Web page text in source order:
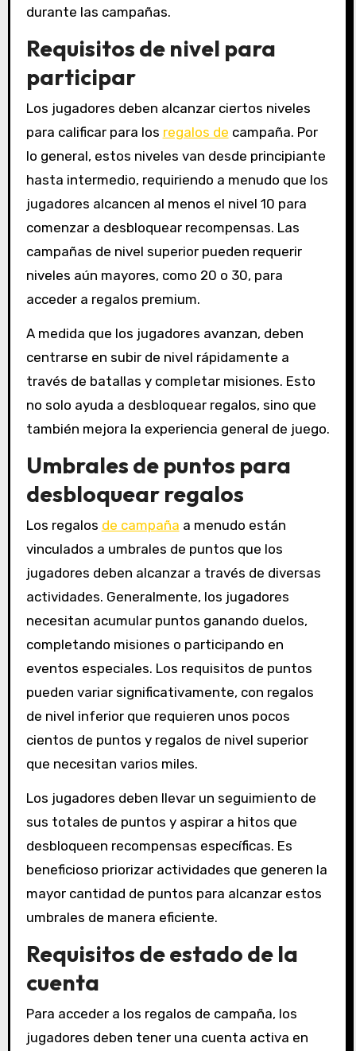
durante las campañas.
Requisitos de nivel para
participar
Los jugadores deben alcanzar ciertos niveles
para calificar para los regalos de campaña. Por
lo general, estos niveles van desde principiante
hasta intermedio, requiriendo a menudo que los
jugadores alcancen al menos el nivel 10 para
comenzar a desbloquear recompensas. Las
campañas de nivel superior pueden requerir
niveles aún mayores, como 20 o 30, para
acceder a regalos premium.
A medida que los jugadores avanzan, deben
centrarse en subir de nivel rápidamente a
través de batallas y completar misiones. Esto
no solo ayuda a desbloquear regalos, sino que
también mejora la experiencia general de juego.
Umbrales de puntos para
desbloquear regalos
Los regalos de campaña a menudo están
vinculados a umbrales de puntos que los
jugadores deben alcanzar a través de diversas
actividades. Generalmente, los jugadores
necesitan acumular puntos ganando duelos,
completando misiones o participando en
eventos especiales. Los requisitos de puntos
pueden variar significativamente, con regalos
de nivel inferior que requieren unos pocos
cientos de puntos y regalos de nivel superior
que necesitan varios miles.
Los jugadores deben llevar un seguimiento de
sus totales de puntos y aspirar a hitos que
desbloqueen recompensas específicas. Es
beneficioso priorizar actividades que generen la
mayor cantidad de puntos para alcanzar estos
umbrales de manera eficiente.
Requisitos de estado de la
cuenta
Para acceder a los regalos de campaña, los
jugadores deben tener una cuenta activa en